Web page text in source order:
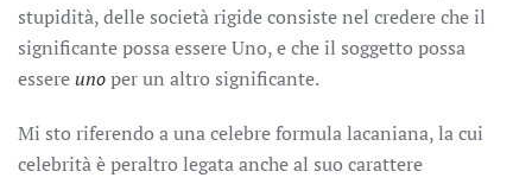
stupidità, delle società rigide consiste nel credere che il
significante possa essere Uno, e che il soggetto possa
essereunoper un altro significante.
Mi sto riferendo a una celebre formula lacaniana, la cui
celebrità è peraltro legata anche al suo carattere